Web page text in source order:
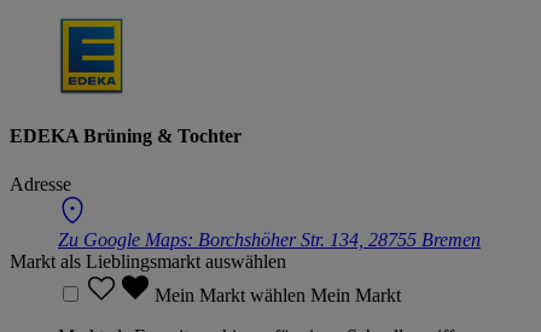
EDEKA Brüning & Tochter
Adresse
Zu Google Maps: Borchshöher Str. 134, 28755 Bremen
Markt als Lieblingsmarkt auswählen
Mein Markt wählen Mein Markt